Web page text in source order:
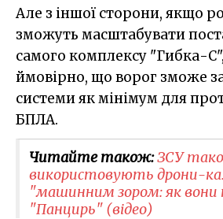
Але з іншої сторони, якщо
зможуть масштабувати
самого комплексу "Гибка-
ймовірно, що ворог зможе
системи як мінімум для
БПЛА.
Читайте також:ЗСУ
використовують дрони-
"машинним зором: як
"Панцирь" (відео)